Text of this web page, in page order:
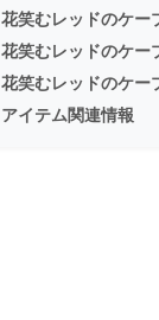
花笑むレッドのケー
花笑むレッドのケー
花笑むレッドのケー
アイテム関連情報